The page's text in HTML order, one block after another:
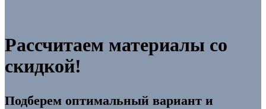
Рассчитаем материалы со
скидкой!
Подберем оптимальный вариант и